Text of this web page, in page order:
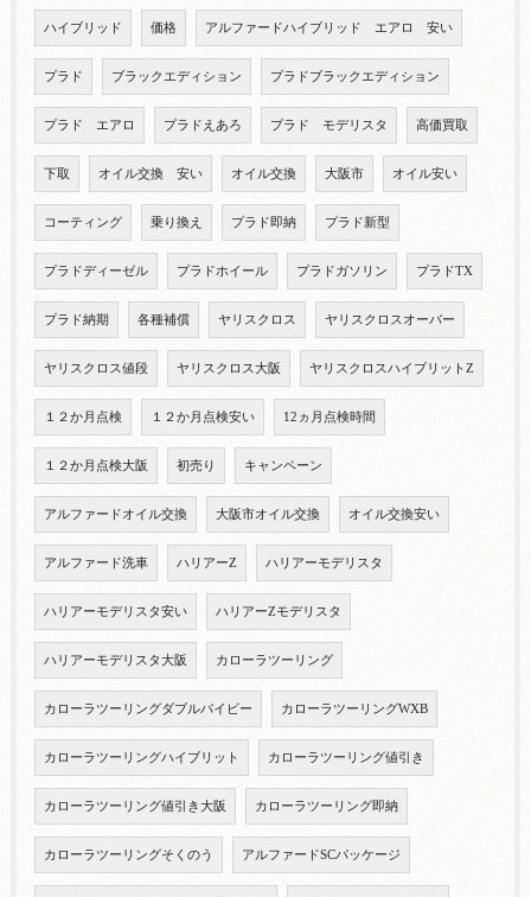
ハイブリッド 価格 アルファードハイブリッド エアロ 安い
プラド ブラックエディション プラドブラックエディション
プラド エアロ プラドえあろ プラド モデリスタ 高価買取
下取 オイル交換 安い オイル交換 大阪市 オイル安い
コーティング 乗り換え プラド即納 プラド新型
プラドディーゼル プラドホイール プラドガソリン プラドTX
プラド納期 各種補償 ヤリスクロス ヤリスクロスオーバー
ヤリスクロス値段 ヤリスクロス大阪 ヤリスクロスハイブリットZ
１２か月点検 １２か月点検安い 12ヵ月点検時間
１２か月点検大阪 初売り キャンペーン
アルファードオイル交換 大阪市オイル交換 オイル交換安い
アルファード洗車 ハリアーZ ハリアーモデリスタ
ハリアーモデリスタ安い ハリアーZモデリスタ
ハリアーモデリスタ大阪 カローラツーリング
カローラツーリングダブルバイビー カローラツーリングWXB
カローラツーリングハイブリット カローラツーリング値引き
カローラツーリング値引き大阪 カローラツーリング即納
カローラツーリングそくのう アルファードSCパッケージ